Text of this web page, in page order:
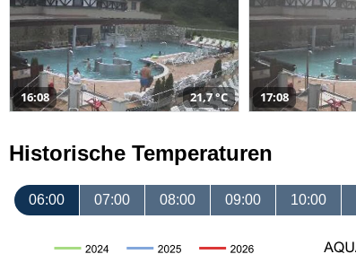
16:08 21,7 °C 17:08
Historische Temperaturen
06:00 07:00 08:00 09:00 10:00